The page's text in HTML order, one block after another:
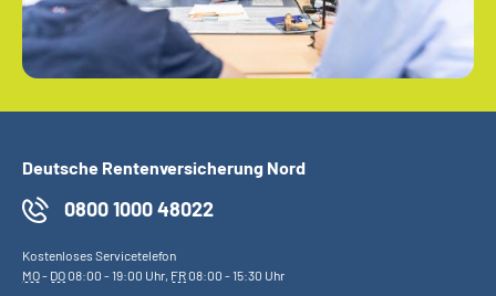
Deutsche Rentenversicherung Nord
0800 1000 48022
Kostenloses Servicetelefon
MO- DO08:00 - 19:00 Uhr, FR08:00 - 15:30 Uhr